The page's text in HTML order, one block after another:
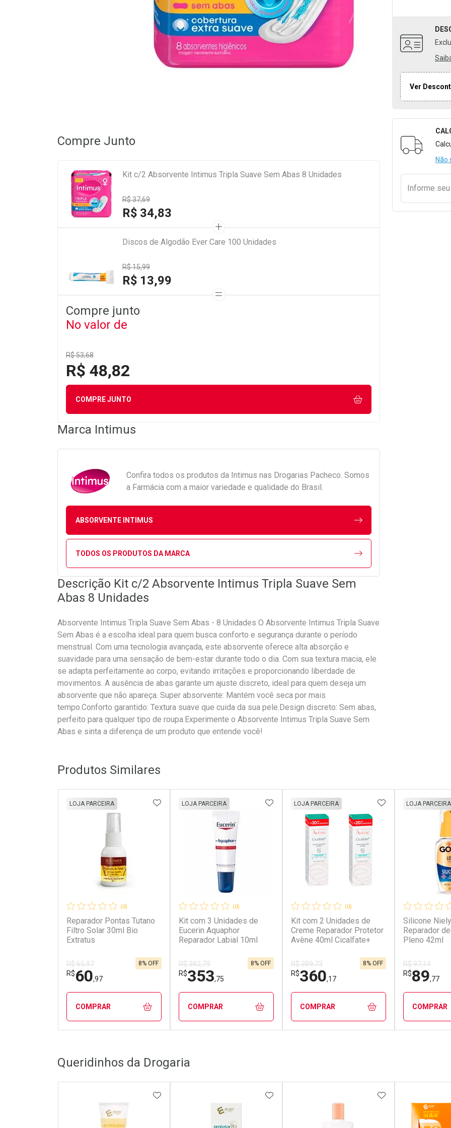
Ver
Não
Informe seu
Compre Junto
Kit c/2 Absorvente Intimus Tripla Suave Sem Abas 8 Unidades
R$ 37,69
R$ 34,83
Discos de Algodão Ever Care 100 Unidades
R$ 15,99
R$ 13,99
Compre junto
No valor de
R$ 53,68
R$ 48,82
COMPRE JUNTO
Marca Intimus
Confira todos os produtos da Intimus nas Drogarias Pacheco. Somos
a Farmácia com a maior variedade e qualidade do Brasil.
ABSORVENTE INTIMUS
TODOS OS PRODUTOS DA MARCA
Descrição Kit c/2 Absorvente Intimus Tripla Suave Sem
Abas 8 Unidades
Absorvente Intimus Tripla Suave Sem Abas - 8 Unidades O Absorvente Intimus Tripla Suave
Sem Abas é a escolha ideal para quem busca conforto e segurança durante o período
menstrual. Com uma tecnologia avançada, este absorvente oferece alta absorção e
suavidade para uma sensação de bem-estar durante todo o dia. Com sua textura macia, ele
se adapta perfeitamente ao corpo, evitando irritações e proporcionando liberdade de
movimentos. A ausência de abas garante um ajuste discreto, ideal para quem deseja um
absorvente que não apareça. Super absorvente: Mantém você seca por mais
tempo.Conforto garantido: Textura suave que cuida da sua pele.Design discreto: Sem abas,
perfeito para qualquer tipo de roupa.Experimente o Absorvente Intimus Tripla Suave Sem
Abas e sinta a diferença de um produto que entende você!
Produtos Similares
(0)
Reparador Pontas Tutano
Filtro Solar 30ml Bio
Extratus
LOJA PARCEIRA
R$ 65,97
R$60,97
8% OFF
ADICIONAR AOS FAVORITOS
COMPRAR
Laboratório
Por Menos
(0)
Kit com 3 Unidades de
Eucerin Aquaphor
Reparador Labial 10ml
LOJA PARCEIRA
R$ 382,79
R$353,75
8% OFF
ADICIONAR AOS FAVORITOS
COMPRAR
Laboratório
Por Menos
(0)
Kit com 2 Unidades de
Creme Reparador Protetor
Avène 40ml Cicalfate+
LOJA PARCEIRA
R$ 389,73
R$360,17
8% OFF
ADICIONAR AOS
COMPRAR
Silicone
Reparador
Pleno 42ml
LOJA PARCEIRA
R$ 97,14
R$89,77
COMPRAR
Queridinhos da Drogaria
ADICIONAR AOS FAVORITOSADICIONAR AOS FAVORITOSADICIONAR AOS